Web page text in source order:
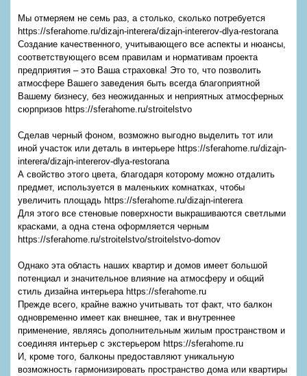
Мы отмеряем не семь раз, а столько, сколько потребуется
https://sferahome.ru/dizajn-interera/dizajn-intererov-dlya-restorana
Создание качественного, учитывающего все аспекты и нюансы,
соответствующего всем правилам и нормативам проекта
предприятия – это Ваша страховка! Это то, что позволить
атмосфере Вашего заведения быть всегда благоприятной
Вашему бизнесу, без неожиданных и неприятных атмосферных
сюрпризов https://sferahome.ru/stroitelstvo
Сделав черный фоном, возможно выгодно выделить тот или
иной участок или деталь в интерьере https://sferahome.ru/dizajn-
interera/dizajn-intererov-dlya-restorana
А свойство этого цвета, благодаря которому можно отдалить
предмет, используется в маленьких комнатках, чтобы
увеличить площадь https://sferahome.ru/dizajn-interera
Для этого все стеновые поверхности выкрашиваются светлыми
красками, а одна стена оформляется черным
https://sferahome.ru/stroitelstvo/stroitelstvo-domov
Однако эта область наших квартир и домов имеет большой
потенциал и значительное влияние на атмосферу и общий
стиль дизайна интерьера https://sferahome.ru
Прежде всего, крайне важно учитывать тот факт, что балкон
одновременно имеет как внешнее, так и внутреннее
применение, являясь дополнительным жилым пространством и
соединяя интерьер с экстерьером https://sferahome.ru
И, кроме того, балконы предоставляют уникальную
возможность гармонизировать пространство дома или квартиры